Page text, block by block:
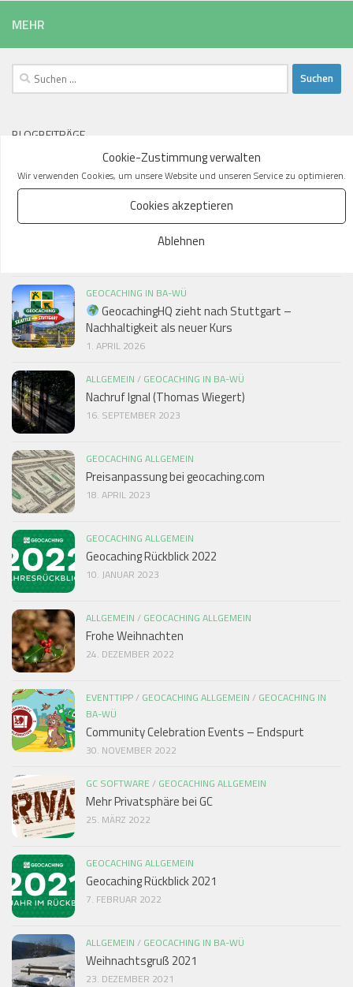
Wir verwenden Cookies, um unsere Website und unseren Service zu
Cookies akzeptieren
Ablehnen
MEHR
Suchen
nach:
BLOGBEITRÄGE
GEOCACHING IN BA-WÜ
Auflösung: Natürlich bleibt das GeocachingHQ in
GEOCACHING IN BA-WÜ
GeocachingHQ zieht nach Stuttgart –
Nachhaltigkeit als neuer Kurs
1. APRIL 2026
ALLGEMEIN / GEOCACHING IN BA-WÜ
Nachruf Ignal (Thomas Wiegert)
16. SEPTEMBER 2023
GEOCACHING ALLGEMEIN
Preisanpassung bei geocaching.com
18. APRIL 2023
GEOCACHING ALLGEMEIN
Geocaching Rückblick 2022
10. JANUAR 2023
ALLGEMEIN / GEOCACHING ALLGEMEIN
Frohe Weihnachten
24. DEZEMBER 2022
EVENTTIPP/ GEOCACHING ALLGEMEIN / GEOCACHING IN
BA-WÜ
Community Celebration Events – Endspurt
30. NOVEMBER 2022
GC SOFTWARE / GEOCACHING ALLGEMEIN
Mehr Privatsphäre bei GC
25. MÄRZ 2022
GEOCACHING ALLGEMEIN
Geocaching Rückblick 2021
7. FEBRUAR 2022
ALLGEMEIN / GEOCACHING IN BA-WÜ
Weihnachtsgruß 2021
23. DEZEMBER 2021